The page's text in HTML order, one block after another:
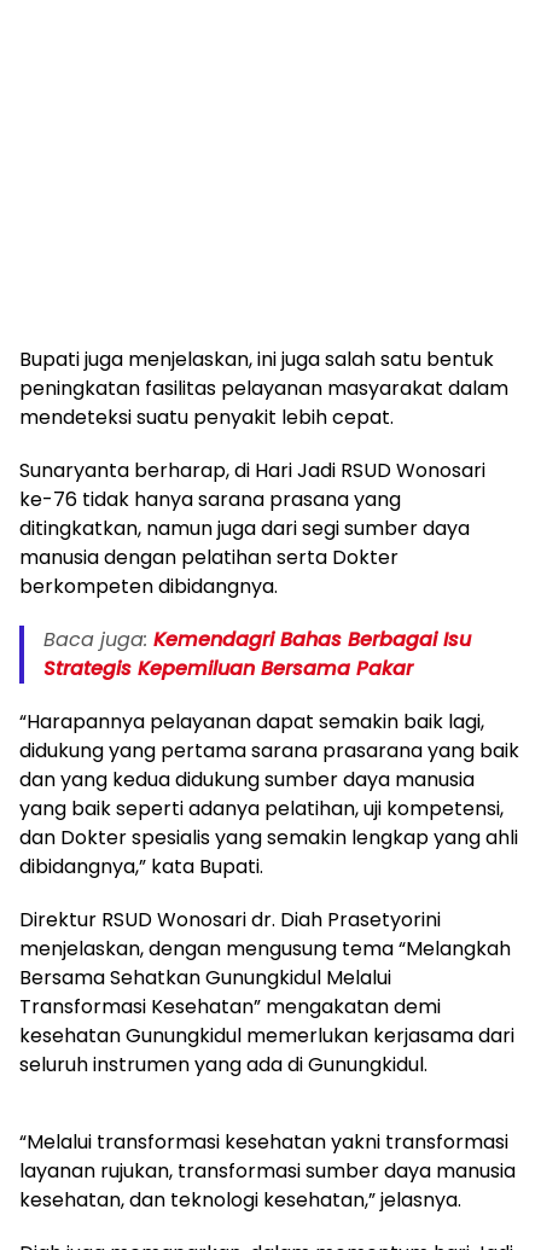
Bupati juga menjelaskan, ini juga salah satu bentuk
peningkatan fasilitas pelayanan masyarakat dalam
mendeteksi suatu penyakit lebih cepat.
Sunaryanta berharap, di Hari Jadi RSUD Wonosari
ke-76 tidak hanya sarana prasana yang
ditingkatkan, namun juga dari segi sumber daya
manusia dengan pelatihan serta Dokter
berkompeten dibidangnya.
Baca juga: Kemendagri Bahas Berbagai Isu
Strategis Kepemiluan Bersama Pakar
“Harapannya pelayanan dapat semakin baik lagi,
didukung yang pertama sarana prasarana yang baik
dan yang kedua didukung sumber daya manusia
yang baik seperti adanya pelatihan, uji kompetensi,
dan Dokter spesialis yang semakin lengkap yang ahli
dibidangnya,” kata Bupati.
Direktur RSUD Wonosari dr. Diah Prasetyorini
menjelaskan, dengan mengusung tema “Melangkah
Bersama Sehatkan Gunungkidul Melalui
Transformasi Kesehatan” mengakatan demi
kesehatan Gunungkidul memerlukan kerjasama dari
seluruh instrumen yang ada di Gunungkidul.
“Melalui transformasi kesehatan yakni transformasi
layanan rujukan, transformasi sumber daya manusia
kesehatan, dan teknologi kesehatan,” jelasnya.